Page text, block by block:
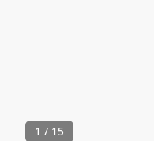
1 / 15